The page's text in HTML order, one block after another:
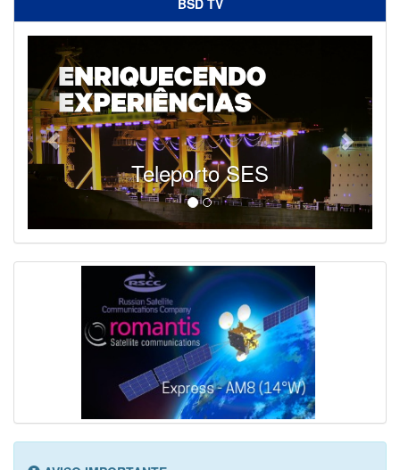
Teleporto SES